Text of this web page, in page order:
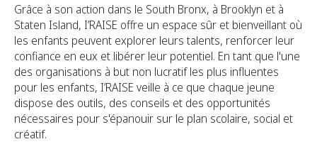
Grâce à son action dans le South Bronx, à Brooklyn et à
Staten Island, I’RAISE offre un espace sûr et bienveillant où
les enfants peuvent explorer leurs talents, renforcer leur
confiance en eux et libérer leur potentiel. En tant que l'une
des organisations à but non lucratif les plus influentes
pour les enfants, I’RAISE veille à ce que chaque jeune
dispose des outils, des conseils et des opportunités
nécessaires pour s'épanouir sur le plan scolaire, social et
créatif.